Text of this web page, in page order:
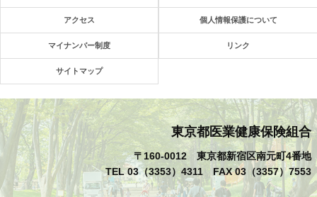
アクセス 個人情報保護について
マイナンバー制度 リンク
サイトマップ
東京都医業健康保険組合
〒160-0012 東京都新宿区南元町4番地
TEL 03（3353）4311 FAX 03（3357）7553